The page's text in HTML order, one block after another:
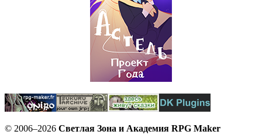
© 2006–2026 Светлая Зона и Академия RPG Maker